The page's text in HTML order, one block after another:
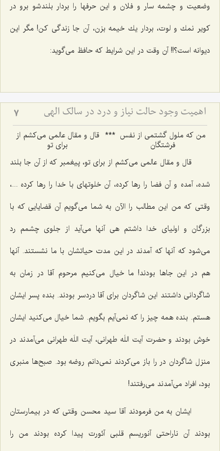
وضعیت و چشمه سار و فلان و این حرفها را بردار بلندشو برو در
كویر نمك و لوت، بردار یك خیمه بزن، آن جا زندگی كن! مگر این
دیوانه است؟!! آن وقت در این شرایط كه حافظ می‌گوید:
اهمیت وجود حالت نیاز و درد در سالک الهی 7
من كه ملول گشتمی از نفس
فرشتگان‌
*** قال و مقال عالمی می‌كشم از
برای تو
قال و مقال عالمی می‌كشم از برای تو، پیغمبر كه از آن جا بلند
شده، آمده و آن فضا را رها كرده، آن خلوتهای با خدا را رها كرده ...،
وقتی كه من این مطالب را الآن به شما می‌گویم آن قضایایی كه با
بزرگان و اولیای خدا داشتم هی آنها می‌آید از جلوی چشمم رد
می‌شود كه آنها كه آمدند در این مدت حیاتشان با ما نشستند. آنها
هم در این جاها بودند! ما خیال می‌كنیم مرحوم آقا در زمان به
شاگردانی داشتند این شاگردان برای آقا دردسر بودند. بنده پسر ایشان
هستم. بنده همه چیز را كه نمی‌آیم بگویم. شما خیال می‌كنید ایشان
خوش بودند و حضرت آیت اللَه طهرانی، آیت اللَه طهرانی می‌آمدند در
منزل شاگردان در را باز می‌كردند نمی‌دانم روضه بود. صبح‌ها منبری
بود، افراد می‌آمدند می‌رفتند!
ایشان به من فرمودند آقا سید محسن وقتی كه در بیمارستان
بودند آن ناراحتی آنوریسم قلبی آئورت پیدا كرده بودند من را